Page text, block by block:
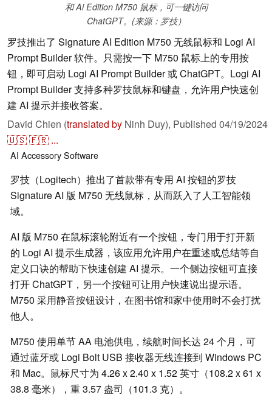
和 Ai Edition M750 鼠标，可一键访问
ChatGPT。(来源：罗技）
罗技推出了 Signature AI Edition M750 无线鼠标和 Logi AI
Prompt Builder 软件。只需按一下 M750 鼠标上的专用按
钮，即可启动 Logi AI Prompt Builder 或 ChatGPT。Logi AI
Prompt Builder 支持多种罗技鼠标和键盘，允许用户快速创
建 AI 提示并接收答案。
David Chien (translated by Ninh Duy), Published 04/19/2024
🇺🇸🇫🇷 ...
AI AccessorySoftware
罗技（Logitech）推出了首款带有专用 AI 按钮的罗技
Signature AI 版 M750 无线鼠标，从而跃入了人工智能领
域。
AI 版 M750 在鼠标滚轮附近有一个按钮，专门用于打开新
的 Logi AI 提示生成器，该应用允许用户在重述或总结等自
定义口诀的帮助下快速创建 AI 提示。一个侧边按钮可直接
打开 ChatGPT，另一个按钮可让用户快速说出提示语。
M750 采用静音按钮设计，在图书馆和家中使用时不会打扰
他人。
M750 使用单节 AA 电池供电，续航时间长达 24 个月，可
通过蓝牙或 Logi Bolt USB 接收器无线连接到 Windows PC
和 Mac。鼠标尺寸为 4.26 x 2.40 x 1.52 英寸（108.2 x 61 x
38.8 毫米），重 3.57 盎司（101.3 克）。